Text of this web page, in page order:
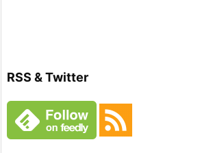
RSS & Twitter